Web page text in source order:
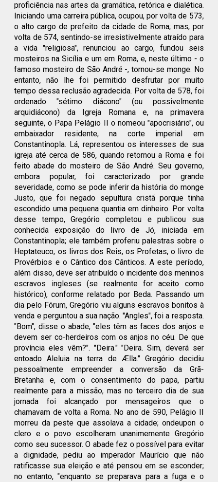
proficiência nas artes da gramática, retórica e dialética.
Iniciando uma carreira pública, ocupou, por volta de 573,
o alto cargo de prefeito da cidade de Roma; mas, por
volta de 574, sentindo-se irresistivelmente atraído para
a vida "religiosa", renunciou ao cargo, fundou seis
mosteiros na Sicília e um em Roma, e, neste último - o
famoso mosteiro de São André -, tornou-se monge. No
entanto, não lhe foi permitido desfrutar por muito
tempo dessa reclusão agradecida. Por volta de 578, foi
ordenado "sétimo diácono" (ou possivelmente
arquidiácono) da Igreja Romana e, na primavera
seguinte, o Papa Pelágio II o nomeou "apocrisiário", ou
embaixador residente, na corte imperial em
Constantinopla. Lá, representou os interesses de sua
igreja até cerca de 586, quando retornou a Roma e foi
feito abade do mosteiro de São André. Seu governo,
embora popular, foi caracterizado por grande
severidade, como se pode inferir da história do monge
Justo, que foi negado sepultura cristã porque tinha
escondido uma pequena quantia em dinheiro. Por volta
desse tempo, Gregório completou e publicou sua
conhecida exposição do livro de Jó, iniciada em
Constantinopla; ele também proferiu palestras sobre o
Heptateuco, os livros dos Reis, os Profetas, o livro de
Provérbios e o Cântico dos Cânticos. A este período,
além disso, deve ser atribuído o incidente dos meninos
escravos ingleses (se realmente for aceito como
histórico), conforme relatado por Beda. Passando um
dia pelo Fórum, Gregório viu alguns escravos bonitos à
venda e perguntou a sua nação. "Angles", foi a resposta.
"Bom", disse o abade, "eles têm as faces dos anjos e
devem ser co-herdeiros com os anjos no céu. De que
província eles vêm?". "Deira." "Deira. Sim, deverá ser
entoado Aleluia na terra de Ælla." Gregório decidiu
pessoalmente empreender a conversão da Grã-
Bretanha e, com o consentimento do papa, partiu
realmente para a missão, mas no terceiro dia de sua
jornada foi alcançado por mensageiros que o
chamavam de volta a Roma. No ano de 590, Pelágio II
morreu da peste que assolava a cidade; ondeupon o
clero e o povo escolheram unanimemente Gregório
como seu sucessor. O abade fez o possível para evitar
a dignidade, pediu ao imperador Maurício que não
ratificasse sua eleição e até pensou em se esconder;
no entanto, "enquanto se preparava para a fuga e o